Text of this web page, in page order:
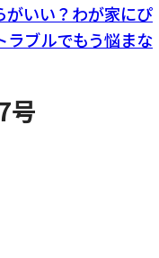
がいい？わが家にぴ
ラブルでもう悩まな
号